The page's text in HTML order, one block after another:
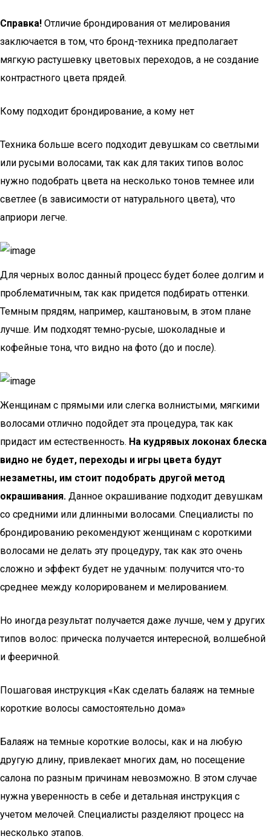
Справка! Отличие брондирования от мелирования
заключается в том, что бронд-техника предполагает
мягкую растушевку цветовых переходов, а не создание
контрастного цвета прядей.
Кому подходит брондирование, а кому нет
Техника больше всего подходит девушкам со светлыми
или русыми волосами, так как для таких типов волос
нужно подобрать цвета на несколько тонов темнее или
светлее (в зависимости от натурального цвета), что
априори легче.
Для черных волос данный процесс будет более долгим и
проблематичным, так как придется подбирать оттенки.
Темным прядям, например, каштановым, в этом плане
лучше. Им подходят темно-русые, шоколадные и
кофейные тона, что видно на фото (до и после).
Женщинам с прямыми или слегка волнистыми, мягкими
волосами отлично подойдет эта процедура, так как
придаст им естественность. На кудрявых локонах блеска
видно не будет, переходы и игры цвета будут
незаметны, им стоит подобрать другой метод
окрашивания. Данное окрашивание подходит девушкам
со средними или длинными волосами. Специалисты по
брондированию рекомендуют женщинам с короткими
волосами не делать эту процедуру, так как это очень
сложно и эффект будет не удачным: получится что-то
среднее между колорированем и мелированием.
Но иногда результат получается даже лучше, чем у других
типов волос: прическа получается интересной, волшебной
и фееричной.
Пошаговая инструкция «Как сделать балаяж на темные
короткие волосы самостоятельно дома»
Балаяж на темные короткие волосы, как и на любую
другую длину, привлекает многих дам, но посещение
салона по разным причинам невозможно. В этом случае
нужна уверенность в себе и детальная инструкция с
учетом мелочей. Специалисты разделяют процесс на
несколько этапов.